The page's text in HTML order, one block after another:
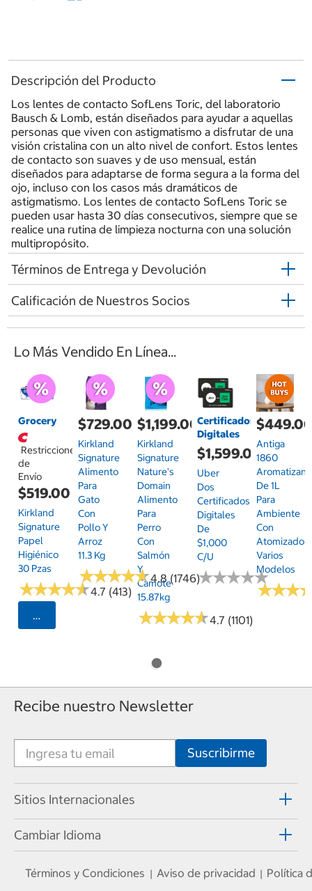
Descripción del Producto
Los lentes de contacto SofLens Toric, del laboratorio
Bausch & Lomb, están diseñados para ayudar a aquellas
personas que viven con astigmatismo a disfrutar de una
visión cristalina con un alto nivel de confort. Estos lentes
de contacto son suaves y de uso mensual, están
diseñados para adaptarse de forma segura a la forma del
ojo, incluso con los casos más dramáticos de
astigmatismo. Los lentes de contacto SofLens Toric se
pueden usar hasta 30 días consecutivos, siempre que se
realice una rutina de limpieza nocturna con una solución
multipropósito.
Términos de Entrega y Devolución
Calificación de Nuestros Socios
Lo Más Vendido En Línea...
Grocery
Restricciones
de
Envío
$519.00
Kirkland
Signature
Papel
Higiénico
30 Pzas
★★★★★
★★★★★4.7 (413)
Seleccionar Código Postal
$729.00
Kirkland
Signature
Alimento
Para
Gato
Con
Pollo Y
Arroz
11.3 Kg
★★★★★
★★★★★4.8 (1746)
$1,199.00
Kirkland
Signature
Nature's
Domain
Alimento
Para
Perro
Con
Salmón
Y
Camote
15.87kg
★★★★★
★★★★★4.7 (1101)
Certificados
Digitales
$1,599.00
Uber
Dos
Certificados
Digitales
De
$1,000
C/u
★★★★★
★★★★★
Antiga
1860
De 1L
Para
Ambiente
Con
Atomizador,
Varios
Modelos
★★★
★★★
Recibe nuestro Newsletter
Sitios Internacionales
Cambiar Idioma
Términos y Condiciones | Aviso de privacidad | Política